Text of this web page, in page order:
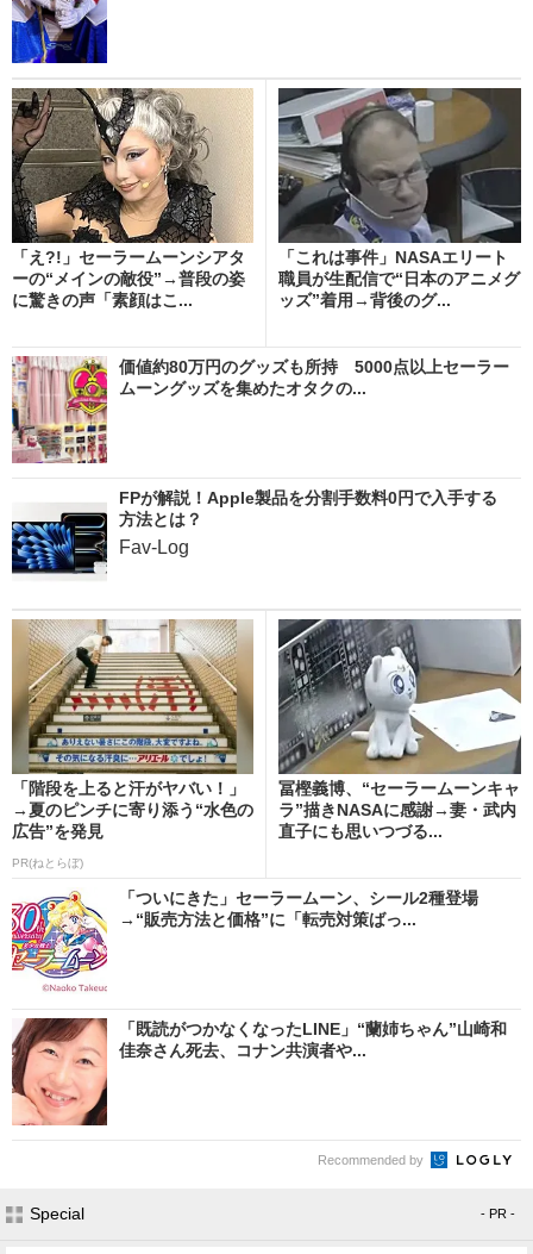
「え?!」セーラームーンシアタ
ーの“メインの敵役”→普段の姿
に驚きの声「素顔はこ...
「これは事件」NASAエリート
職員が生配信で“日本のアニメグ
ッズ”着用→背後のグ...
価値約80万円のグッズも所持 5000点以上セーラー
ムーングッズを集めたオタクの...
FPが解説！Apple製品を分割手数料0円で入手する
方法とは？
Fav-Log
「階段を上ると汗がヤバい！」
→夏のピンチに寄り添う“水色の
広告”を発見
PR(ねとらぼ)
冨樫義博、“セーラームーンキャ
ラ”描きNASAに感謝→妻・武内
直子にも思いつづる...
「ついにきた」セーラームーン、シール2種登場
→“販売方法と価格”に「転売対策ばっ...
「既読がつかなくなったLINE」“蘭姉ちゃん”山崎和
佳奈さん死去、コナン共演者や...
Recommended by
Special - PR -